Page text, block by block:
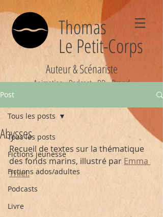
Thomas
Le Petit-Corps
Auteur & Scénariste
Animation - Podcast - BD - Brand
Post
Tous les posts
Fictions jeunesse
Fictions ados/adultes
Podcasts
Livre
Tous les posts
Abysses
Recueil de textes sur la thématique
des fonds marins, illustré par Emma
Thiel.